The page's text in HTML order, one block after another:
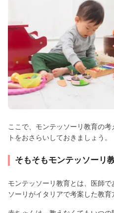
ここで、モンテッソーリ教育の
トをおさらいしておきましょう。
そもそもモンテッソーリ
モンテッソーリ教育とは、医師
ソーリがイタリアで考案した教育